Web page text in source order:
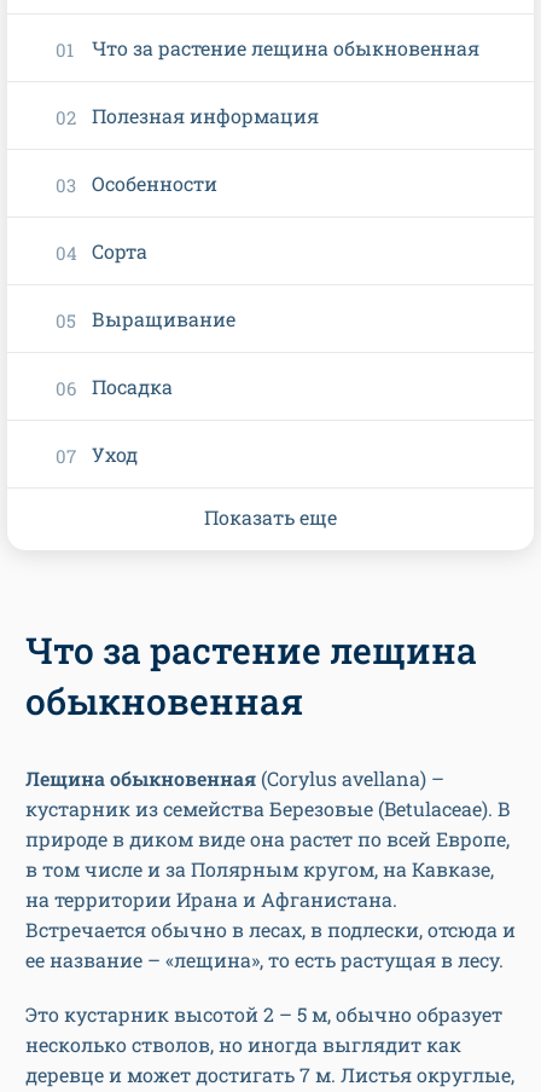
Что за растение лещина
обыкновенная
Лещина обыкновенная (Corylus avellana) –
кустарник из семейства Березовые (Betulaceae). В
природе в диком виде она растет по всей Европе,
в том числе и за Полярным кругом, на Кавказе,
на территории Ирана и Афганистана.
Встречается обычно в лесах, в подлески, отсюда и
ее название – «лещина», то есть растущая в лесу.
Это кустарник высотой 2 – 5 м, обычно образует
несколько стволов, но иногда выглядит как
деревце и может достигать 7 м. Листья округлые,
Что за растение лещина обыкновенная
Полезная информация
Особенности
Сорта
Выращивание
Посадка
Уход
Показать еще